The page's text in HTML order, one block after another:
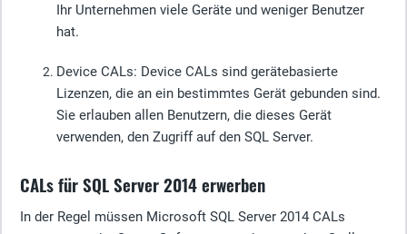
Ihr Unternehmen viele Geräte und weniger Benutzer
hat.
Device CALs: Device CALs sind gerätebasierte
Lizenzen, die an ein bestimmtes Gerät gebunden sind.
Sie erlauben allen Benutzern, die dieses Gerät
verwenden, den Zugriff auf den SQL Server.
CALs für SQL Server 2014 erwerben
In der Regel müssen Microsoft SQL Server 2014 CALs